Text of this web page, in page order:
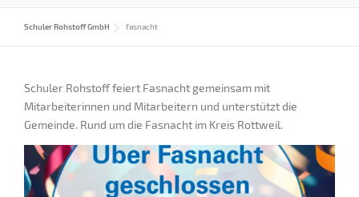
Schuler Rohstoff GmbH fasnacht
Schuler Rohstoff feiert Fasnacht gemeinsam mit
Mitarbeiterinnen und Mitarbeitern und unterstützt die
Gemeinde. Rund um die Fasnacht im Kreis Rottweil.